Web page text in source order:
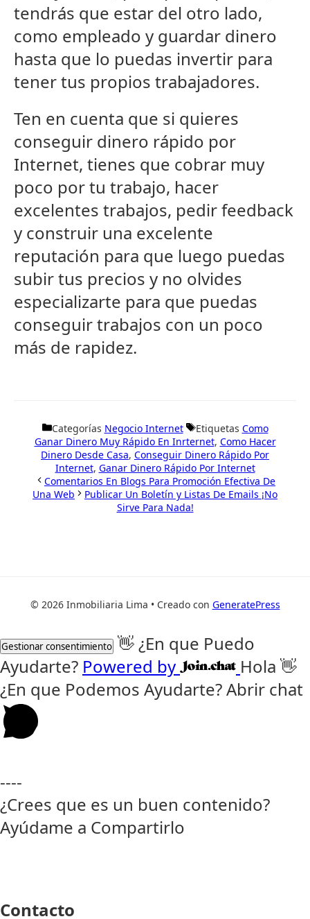
tendrás que estar del otro lado,
como empleado y guardar dinero
hasta que lo puedas invertir para
tener tus propios trabajadores.
Ten en cuenta que si quieres
conseguir dinero rápido por
Internet, tienes que cobrar muy
poco por tu trabajo, hacer
excelentes trabajos, pedir feedback
y construir una excelente
reputación para que luego puedas
subir tus precios y no olvides
especializarte para que puedas
conseguir trabajos con un poco
más de rapidez.
Categorías Negocio Internet Etiquetas Como
Ganar Dinero Muy Rápido En Inrternet, Como Hacer
Dinero Desde Casa, Conseguir Dinero Rápido Por
Internet, Ganar Dinero Rápido Por Internet
Comentarios En Blogs Para Promoción Efectiva De
Una Web
Publicar Un Boletín y Listas De Emails ¡No
Sirve Para Nada!
© 2026 Inmobiliaria Lima • Creado con GeneratePress
Gestionar consentimiento 👋 ¿En que Puedo
Ayudarte? Powered by
Hola 👋
¿En que Podemos Ayudarte? Abrir chat
----
¿Crees que es un buen contenido?
Ayúdame a Compartirlo
Contacto